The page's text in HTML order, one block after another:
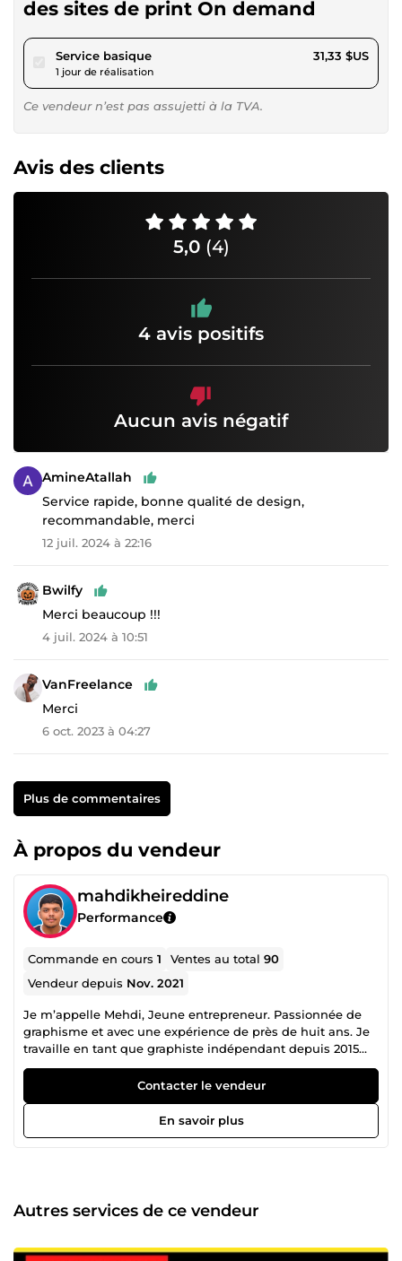
des sites de print On demand
Service basiquepour 28,87 $US
1 jour de réalisation
31,33 $US
Ce vendeur n’est pas assujetti à la TVA.
Avis des clients
5,0 (4)
4 avis positifs
Aucun avis négatif
AmineAtallah
Service rapide, bonne qualité de design,
recommandable, merci
12 juil. 2024 à 22:16
Bwilfy
Merci beaucoup !!!
4 juil. 2024 à 10:51
VanFreelance
Merci
6 oct. 2023 à 04:27
Plus de commentaires
À propos du vendeur
mahdikheireddine
Performance
Commande en cours1 Ventes au total90
Vendeur depuis Nov. 2021
Je m’appelle Mehdi, Jeune entrepreneur. Passionnée de
graphisme et avec une expérience de près de huit ans. Je
travaille en tant que graphiste indépendant depuis 2015
dans les differentes sites ( Merch by amazon , Redbubble ,
etsy , teespring , amazon kindle , kdp , fiverr........) C'est donc
naturellement que j'ai choisi 5euro.com pour vous
accompagner dans vos projets en vous proposant des
services qui vous feront gagner du temps et de l'argent et
et ma règle d'or c'est que le client soit toujours satisfait !
Une question? Un service à me demander? n'hésiter pas à
chaque messages.
Contacter le vendeur
En savoir plus
Autres services de ce vendeur